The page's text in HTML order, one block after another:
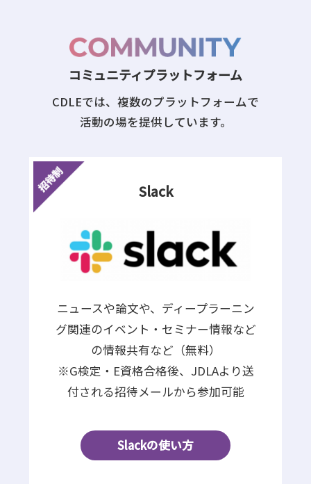
コミュニティプラットフォーム
CDLEでは、複数のプラットフォームで
活動の場を提供しています。
Slack
ニュースや論文や、ディープラーニン
グ関連のイベント・セミナー情報など
の情報共有など（無料）
※G検定・E資格合格後、JDLAより送
付される招待メールから参加可能
Slackの使い方